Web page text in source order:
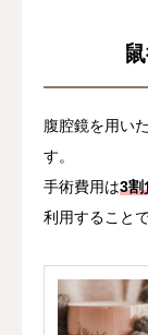
腹腔鏡を用い
す。
手術費用は3割
利用すること